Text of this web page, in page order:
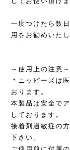
一度つけたら数
用をお勧めいたし
～使用上の注意～
＊ニッピーズは
おります。
本製品は安全で
しております。
接着剤過敏症の
下さい。